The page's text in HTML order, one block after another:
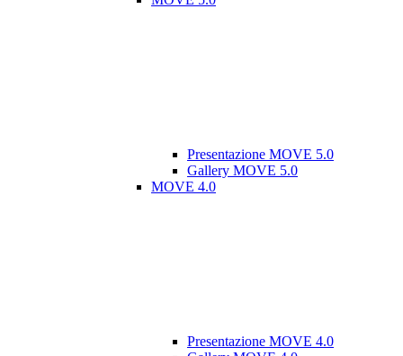
Presentazione MOVE 5.0
Gallery MOVE 5.0
MOVE 4.0
Presentazione MOVE 4.0